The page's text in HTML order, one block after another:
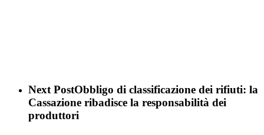
Next PostObbligo di classificazione dei rifiuti: la
Cassazione ribadisce la responsabilità dei
produttori